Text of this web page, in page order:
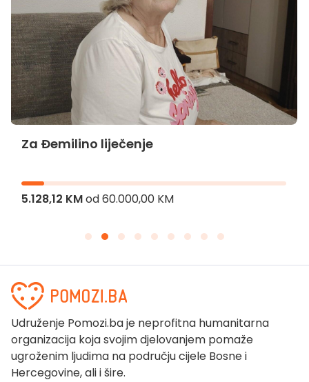
Za Đemilino liječenje
5.128,12 KMod60.000,00 KM
Udruženje Pomozi.ba je neprofitna humanitarna
organizacija koja svojim djelovanjem pomaže
ugroženim ljudima na području cijele Bosne i
Hercegovine, ali i šire.